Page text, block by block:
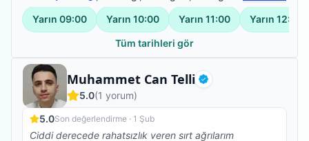
Yarın 09:00 Yarın 10:00 Yarın 11:00 Yarın 12:00
Tüm tarihleri gör
Muhammet Can Telli Doğrulanmış
Fizyoterapist
5.0(1 yorum)
5.0Son değerlendirme · 1 Şub
Ciddi derecede rahatsızlık veren sırt ağrılarım